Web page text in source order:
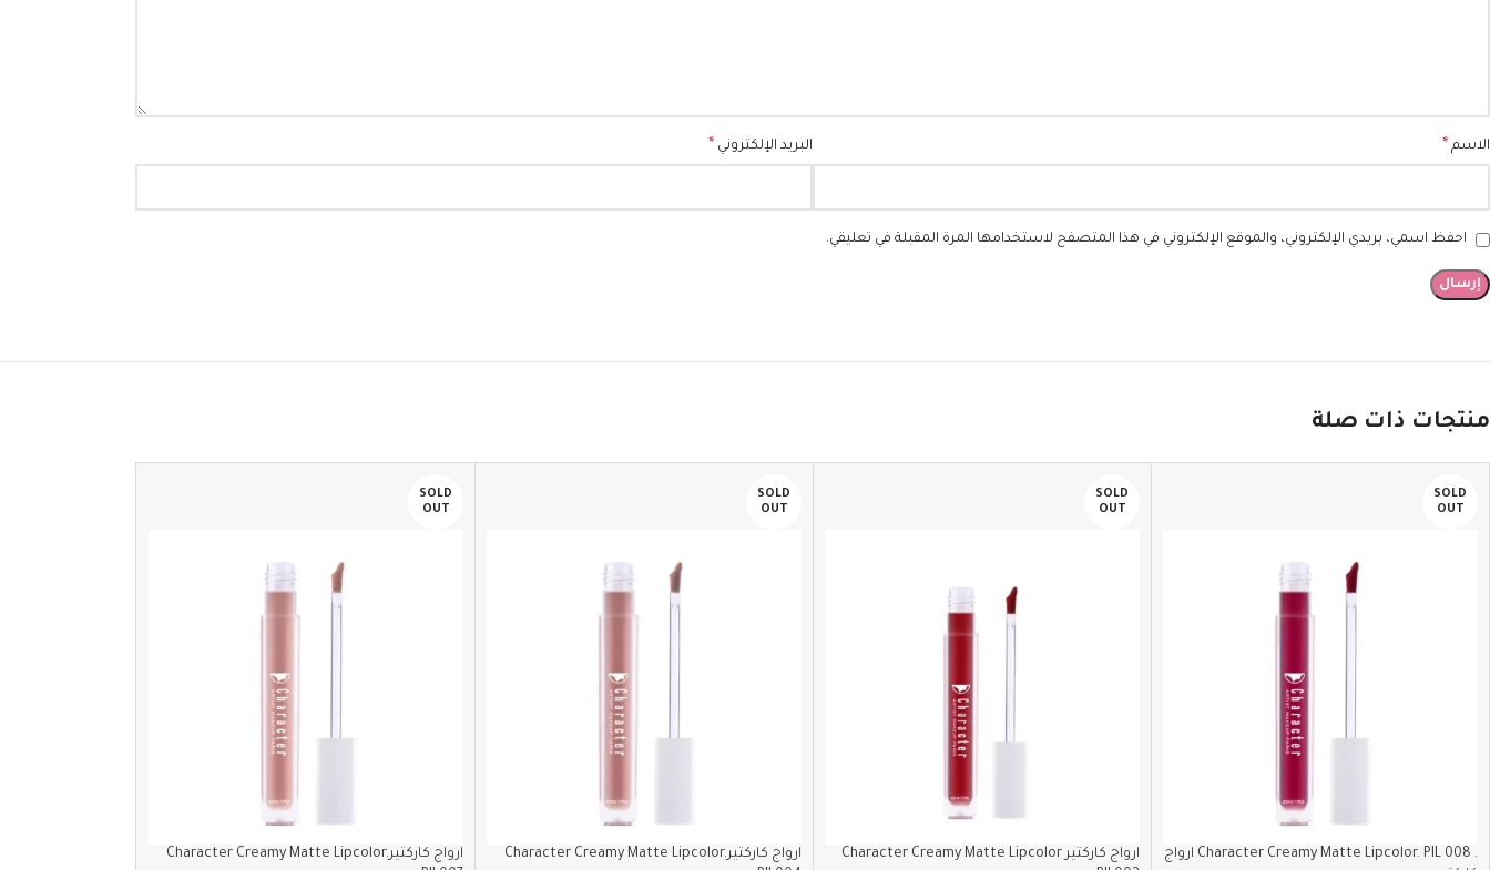
الاسم * البريد الإلكتروني *
احفظ اسمي، بريدي الإلكتروني، والموقع الإلكتروني في هذا المتصفح لاستخدامها المرة المقبلة في تعليقي.
منتجات ذات صلة
SOLD
OUT
. Character Creamy Matte Lipcolor. PIL 008 ارواج
SOLD
OUT
ارواج كاركتير Character Creamy Matte Lipcolor
SOLD
OUT
ارواج كاركتيرCharacter Creamy Matte Lipcolor.
SOLD
OUT
ارواج كاركتيرCharacter Creamy Matte Lipcolor.